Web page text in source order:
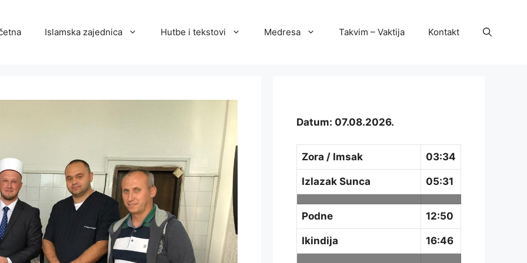
Islamska zajednica Hutbe i tekstovi Medresa Takvim – Vaktija Kontakt
Datum: 07.08.2026.
Zora / Imsak 03:34
Izlazak Sunca 05:31
Podne 12:50
Ikindija 16:46